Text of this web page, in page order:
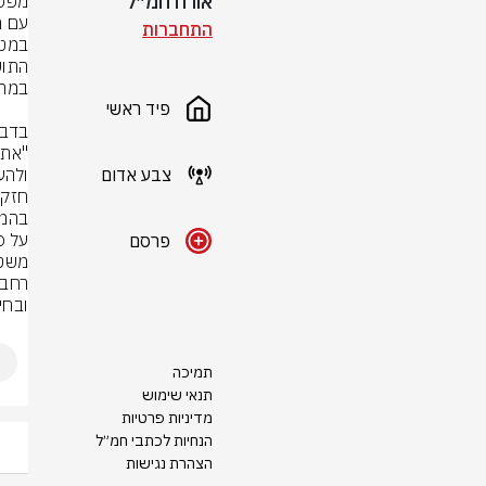
התחברות
פיד ראשי
צבע אדום
פרסם
תמיכה
תנאי שימוש
מדיניות פרטיות
הנחיות לכתבי חמ״ל
הצהרת נגישות